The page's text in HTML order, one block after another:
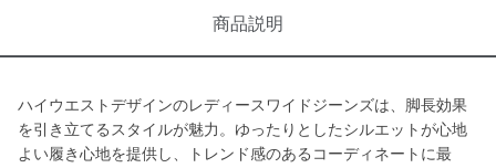
商品説明
ハイウエストデザインのレディースワイドジーンズは、脚長効果
を引き立てるスタイルが魅力。ゆったりとしたシルエットが心地
よい履き心地を提供し、トレンド感のあるコーディネートに最